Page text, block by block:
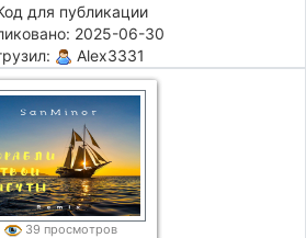
для публикации
2025-06-30
Alex3331
39 просмотров